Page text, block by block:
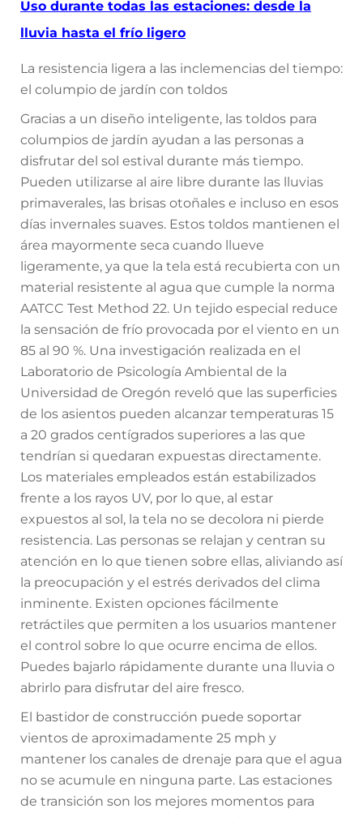
Uso durante todas las estaciones: desde la
lluvia hasta el frío ligero
La resistencia ligera a las inclemencias del tiempo:
el columpio de jardín con toldos
Gracias a un diseño inteligente, las toldos para
columpios de jardín ayudan a las personas a
disfrutar del sol estival durante más tiempo.
Pueden utilizarse al aire libre durante las lluvias
primaverales, las brisas otoñales e incluso en esos
días invernales suaves. Estos toldos mantienen el
área mayormente seca cuando llueve
ligeramente, ya que la tela está recubierta con un
material resistente al agua que cumple la norma
AATCC Test Method 22. Un tejido especial reduce
la sensación de frío provocada por el viento en un
85 al 90 %. Una investigación realizada en el
Laboratorio de Psicología Ambiental de la
Universidad de Oregón reveló que las superficies
de los asientos pueden alcanzar temperaturas 15
a 20 grados centígrados superiores a las que
tendrían si quedaran expuestas directamente.
Los materiales empleados están estabilizados
frente a los rayos UV, por lo que, al estar
expuestos al sol, la tela no se decolora ni pierde
resistencia. Las personas se relajan y centran su
atención en lo que tienen sobre ellas, aliviando así
la preocupación y el estrés derivados del clima
inminente. Existen opciones fácilmente
retráctiles que permiten a los usuarios mantener
el control sobre lo que ocurre encima de ellos.
Puedes bajarlo rápidamente durante una lluvia o
abrirlo para disfrutar del aire fresco.
El bastidor de construcción puede soportar
vientos de aproximadamente 25 mph y
mantener los canales de drenaje para que el agua
no se acumule en ninguna parte. Las estaciones
de transición son los mejores momentos para